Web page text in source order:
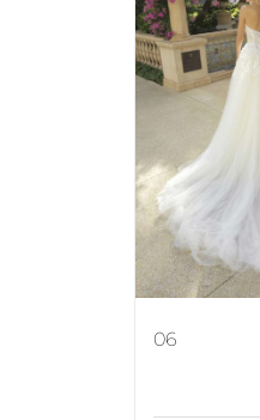
06